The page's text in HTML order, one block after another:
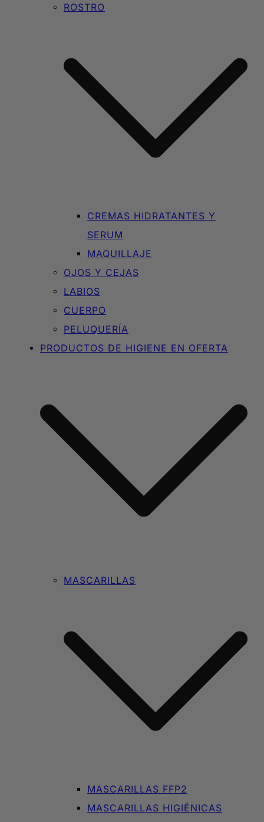
ROSTRO
CREMAS HIDRATANTES Y
SERUM
MAQUILLAJE
OJOS Y CEJAS
LABIOS
CUERPO
PELUQUERÍA
PRODUCTOS DE HIGIENE EN OFERTA
MASCARILLAS
MASCARILLAS FFP2
MASCARILLAS HIGIÉNICAS